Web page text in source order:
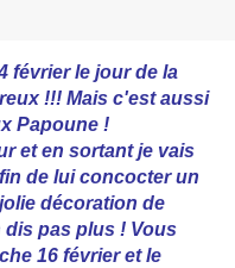
février le jour de la
!!! Mais c'est aussi
Papoune !
et en sortant je vais
de lui concocter un
décoration de
dis pas plus ! Vous
16 février et le